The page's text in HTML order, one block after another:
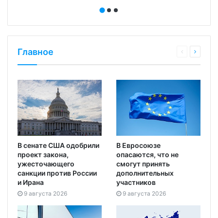
Главное
В сенате США одобрили
проект закона,
ужесточающего
санкции против России
и Ирана
9 августа 2026
В Евросоюзе
опасаются, что не
смогут принять
дополнительных
участников
9 августа 2026